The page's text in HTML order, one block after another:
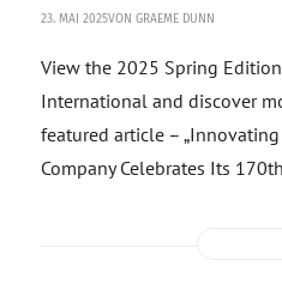
23. MAI 2025VON GRAEME DUNN
View the 2025 Spring
International and discover
featured article –
Company Celebrates Its